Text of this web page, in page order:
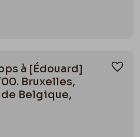
à [Édouard]
Bruxelles,
Belgique,